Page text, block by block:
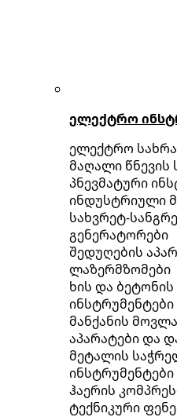
ელექტრო
ელექტრო
მაღალი წნევის
პნევმატური
ინდუსტრიული
სახვრეტ-
გენერატორები
შედუღების
ლაზერმზომები
ხის და
ინსტრუმენტები
მანქანის მოვლა
აპარატები და
მეტალის
ინსტრუმენტები
ჰაერის
ტექნიკური